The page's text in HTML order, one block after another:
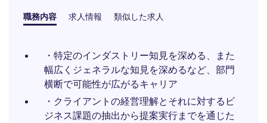
職務内容 求人情報 類似した求人
・特定のインダストリー知見を深める、また
幅広くジェネラルな知見を深めるなど、部門
横断で可能性が広がるキャリア
・クライアントの経営理解とそれに対するビ
ジネス課題の抽出から提案実行までを通じた